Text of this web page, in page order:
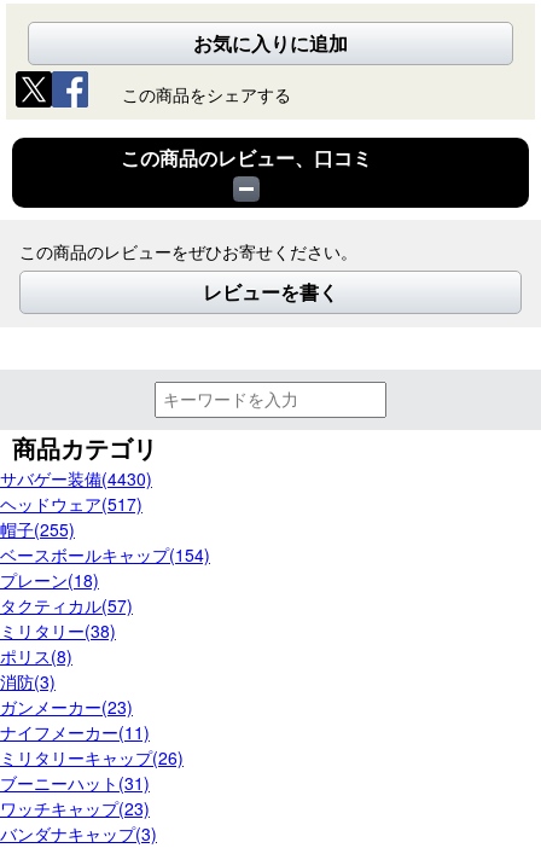
お気に入りに追加
この商品をシェアする
この商品のレビュー、口コミ
この商品のレビューをぜひお寄せください。
レビューを書く
商品カテゴリ
サバゲー装備(4430)
ヘッドウェア(517)
帽子(255)
ベースボールキャップ(154)
プレーン(18)
タクティカル(57)
ミリタリー(38)
ポリス(8)
消防(3)
ガンメーカー(23)
ナイフメーカー(11)
ミリタリーキャップ(26)
ブーニーハット(31)
ワッチキャップ(23)
バンダナキャップ(3)